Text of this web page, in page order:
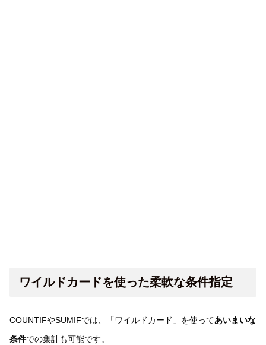
ワイルドカードを使った柔軟な条件指定
COUNTIFやSUMIFでは、「ワイルドカード」を使ってあいまいな
条件での集計も可能です。